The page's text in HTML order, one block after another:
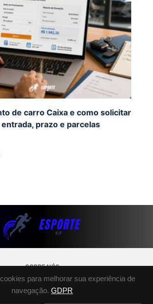
para melhorar sua experiência de
navegação. GDPR
de carro Caixa e como solicitar
prazo e parcelas
SOBRE NÓS
POLÍTICA DE PRIVACIDADE
TERMOS E CONDIÇÕES
FALE CONOSCO